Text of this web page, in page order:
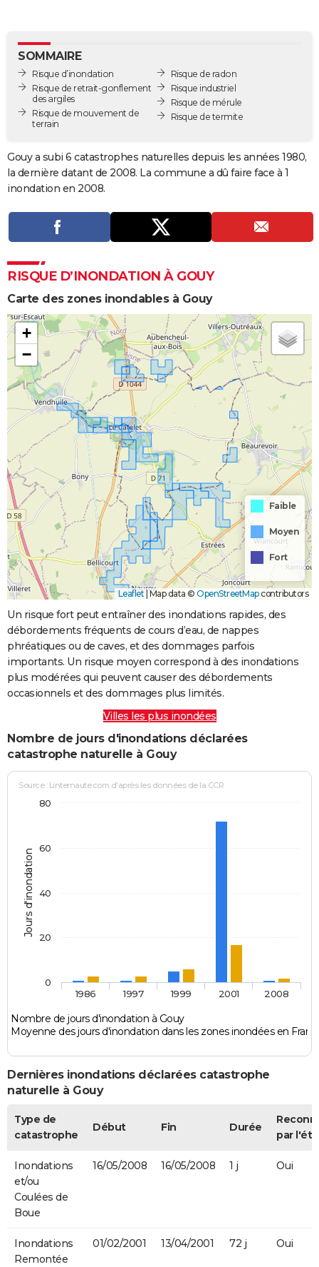
GUIDES D'ACHAT
BONS PLANS
CARTE DE VOEUX
Carte de Noël
Carte Bonne année
Carte Saint-Valentin
Carte Pâques
Carte d'anniversaire
Dictionnaire
Biographies
Citations
Expressions
Proverbes
PROGRAMME TV
COPAINS D'AVANT
S'inscrire
Se connecter
Lycées
Collèges
Primaires
Universités
Entreprises
Service militaire
Avis de recherche
AVIS DE DÉCÈS
Bricolage
Lifestyle
Culture
Sport
Auto
Television
Voyage
Cinema
SOMMAIRE
Risque d’inondation
Risque de retrait-gonflement
des argiles
Risque de mouvement de
terrain
Risque de radon
Risque industriel
Risque de mérule
Risque de termite
Gouy a subi 6 catastrophes naturelles depuis les années 1980,
la dernière datant de 2008. La commune a dû faire face à 1
inondation en 2008.
RISQUE D’INONDATION À GOUY
Carte des zones inondables à Gouy
+
−
Faible
Moyen
Fort
Leaflet |Map data © OpenStreetMapcontributors
Un risque fort peut entraîner des inondations rapides, des
débordements fréquents de cours d’eau, de nappes
phréatiques ou de caves, et des dommages parfois
importants. Un risque moyen correspond à des inondations
plus modérées qui peuvent causer des débordements
occasionnels et des dommages plus limités.
Villes les plus inondées
Nombre de jours d'inondations déclarées
catastrophe naturelle à Gouy
Jours d'inondation
Source : Linternaute.com d'après les données de la CCR
Nombre de jours d'inondation à Gouy
Moyenne des jours d'inondation dans les zones inondées en
1986 1997 1999 2001 2008
0
20
40
60
80
Dernières inondations déclarées catastrophe
naturelle à Gouy
Type de
catastrophe
Début Fin Durée
par
Inondations
et/ou
Coulées de
Boue
16/05/2008 16/05/2008 1 j Oui
Inondations
Remontée
01/02/2001 13/04/2001 72 j Oui